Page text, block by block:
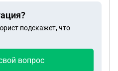
по закону.(От
заранее и низкий
подскажет, что
вопрос